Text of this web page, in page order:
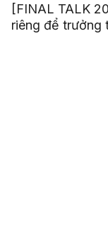
[FINAL TALK
riêng để trưởng